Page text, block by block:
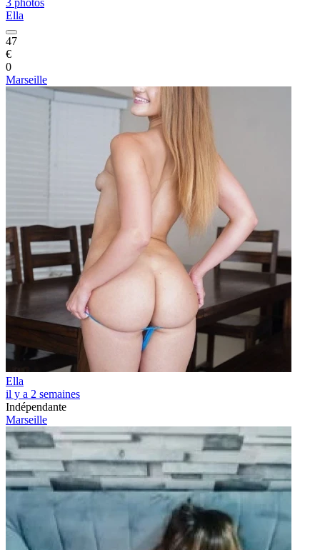
3 photos
Ella
47
€
0
Marseille
Ella
il y a 2 semaines
Indépendante
Marseille